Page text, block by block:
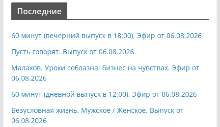
Последние
60 минут (вечерний выпуск в 18:00). Эфир от 06.08.2026
Пусть говорят. Выпуск от 06.08.2026
Малахов. Уроки соблазна: бизнес на чувствах. Эфир от
06.08.2026
60 минут (дневной выпуск в 12:00). Эфир от 06.08.2026
Безусловная жизнь. Мужское / Женское. Выпуск от
06.08.2026